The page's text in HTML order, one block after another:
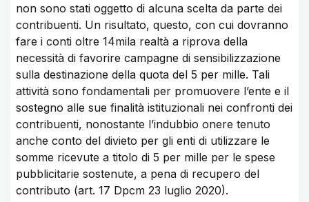
non sono stati oggetto di alcuna scelta da parte dei
contribuenti. Un risultato, questo, con cui dovranno
fare i conti oltre 14mila realtà a riprova della
necessità di favorire campagne di sensibilizzazione
sulla destinazione della quota del 5 per mille. Tali
attività sono fondamentali per promuovere l’ente e il
sostegno alle sue finalità istituzionali nei confronti dei
contribuenti, nonostante l’indubbio onere tenuto
anche conto del divieto per gli enti di utilizzare le
somme ricevute a titolo di 5 per mille per le spese
pubblicitarie sostenute, a pena di recupero del
contributo (art. 17 Dpcm 23 luglio 2020).